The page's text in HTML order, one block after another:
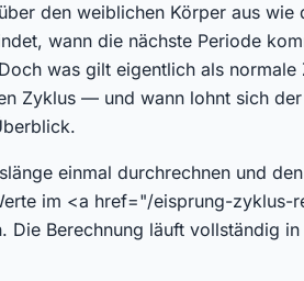
den weiblichen Körper aus
wann die nächste Periode
was gilt eigentlich als
Zyklus — und wann lohnt sich
einmal durchrechnen und
im <a href="/eisprung-zyklus-
Die Berechnung läuft vollständig